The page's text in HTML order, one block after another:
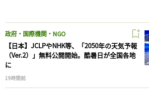
政府・国際機関・NGO
【日本】JCLPやNHK等、「2050年の天気予報
（Ver.2）」無料公開開始。酷暑日が全国各地
に
19時間前